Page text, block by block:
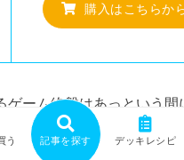
購入はこちらか
ゲーム終盤はあっという間
う 記事を探す デッキレシピ